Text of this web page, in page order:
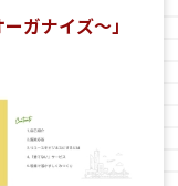
ガナイズ〜」